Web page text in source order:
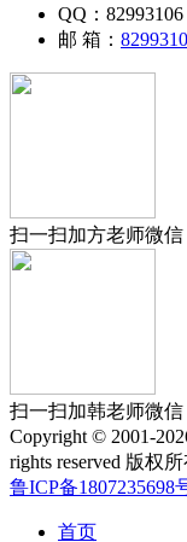
QQ：
邮 箱：
扫一扫加方老师微信
扫一扫加韩老师微信
Copyright © 2001-
rights reserved 版权
鲁ICP备1807235698
首页